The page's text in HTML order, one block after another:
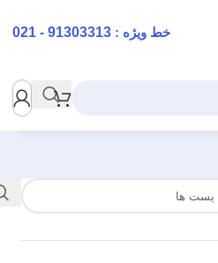
خط ویژه : 91303313 - 021